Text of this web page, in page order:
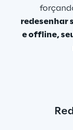
redesenhar
e offline,